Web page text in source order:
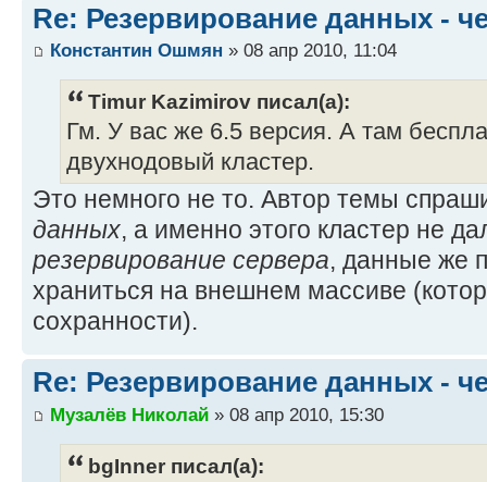
Re: Резервирование данных -
Константин Ошмян » 08 апр 2010, 11:04
Timur Kazimirov писал(а):
Гм. У вас же 6.5 версия. А там
двухнодовый кластер.
Это немного не то. Автор темы
данных, а именно этого кластер не
резервирование сервера, данные же
храниться на внешнем массиве
сохранности).
Re: Резервирование данных -
Музалёв Николай » 08 апр 2010, 15:30
bgInner писал(а):